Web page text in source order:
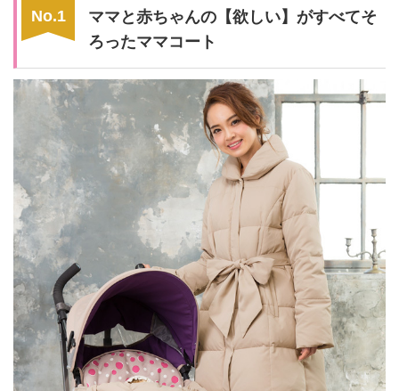
ママと赤ちゃんの【欲しい】がすべてそ
ろったママコート